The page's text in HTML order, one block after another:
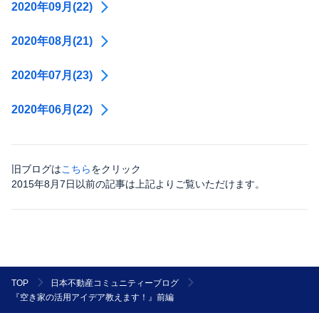
2020年09月(22)
2020年08月(21)
2020年07月(23)
2020年06月(22)
旧ブログはこちらをクリック
2015年8月7日以前の記事は上記よりご覧いただけます。
TOP
日本不動産コミュニティーブログ
『空き家の活用アイデア教えます！』前編